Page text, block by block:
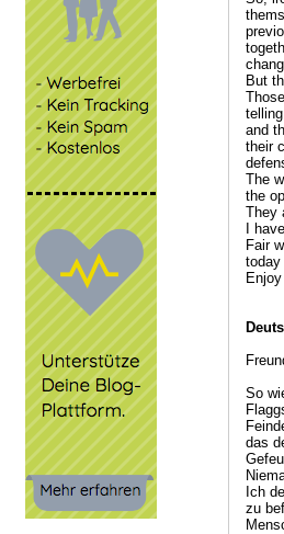
But
and
their
The
the
They
I
Fair
today
So
das
Ich
zu